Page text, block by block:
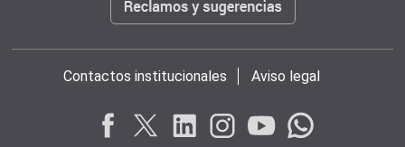
Contactos institucionales Aviso legal